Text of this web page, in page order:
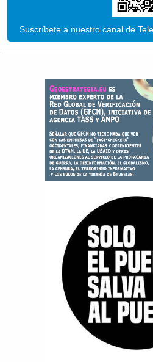
Suscríbete a nuestro canal de